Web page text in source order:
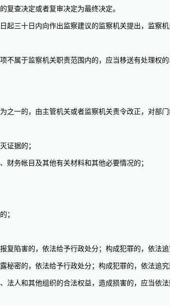
查决定或者复审决定为最终决定。
十日内向作出监察建议的监察机关提出，监察机
于监察机关职责范围内的，应当移送有处理权的
的，由主管机关或者监察机关责令改正，对部门
证据的；
务帐目及其他有关材料和其他必要情况的；
；
害的，依法给予行政处分；构成犯罪的，依法追
的，依法给予行政处分；构成犯罪的，依法追究
和其他组织的合法权益，造成损害的，应当依法